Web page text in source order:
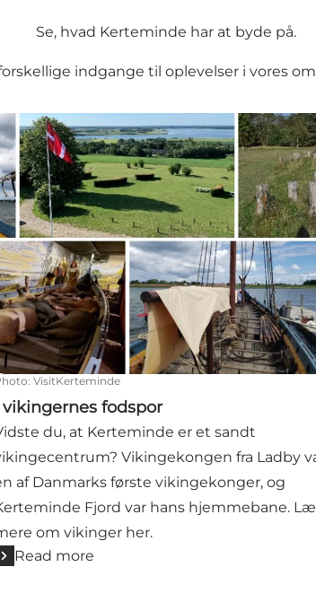
Se, hvad Kerteminde har at byde på.
indgange til oplevelser i vores
vikingernes fodspor
: VisitKerteminde
vikingernes fodspor
du, at Kerteminde er et sandt
Vikingekongen fra Ladby
af Danmarks første vikingekonger, og
Fjord var hans hjemmebane.
om vikinger her.
Read more